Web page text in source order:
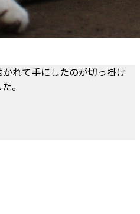
れて手にしたのが切っ掛け
。